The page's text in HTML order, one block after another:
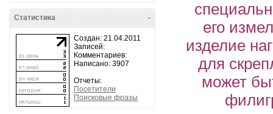
-
Статистика
Создан: 21.04.2011
Записей:
Комментариев:
Написано: 3907
Отчеты:
Посетители
Поисковые фразы
его
изделие
для
может